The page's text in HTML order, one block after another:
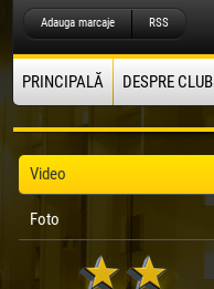
Adauga marcaje RSS
PRINCIPALĂ DESPRE CLUB
Video
Foto